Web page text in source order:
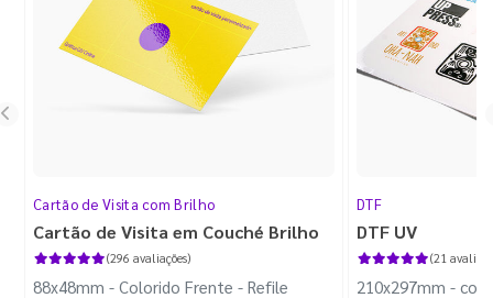
Cartão de Visita com Brilho
Cartão de Visita em Couché Brilho
(296 avaliações)
88x48mm - Colorido Frente - Refile
DTF
DTF UV
(21
210x297mm -